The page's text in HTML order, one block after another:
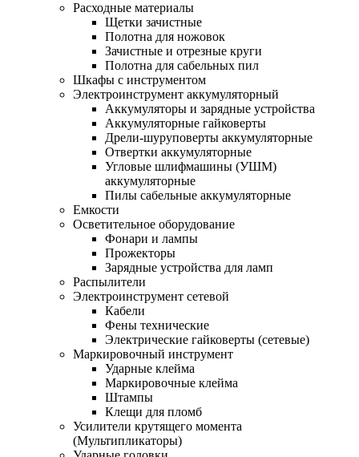
Расходные материалы
Щетки зачистные
Полотна для ножовок
Зачистные и отрезные круги
Полотна для сабельных пил
Шкафы с инструментом
Электроинструмент аккумуляторный
Аккумуляторы и зарядные устройства
Аккумуляторные гайковерты
Дрели-шуруповерты аккумуляторные
Отвертки аккумуляторные
Угловые шлифмашины (УШМ)
аккумуляторные
Пилы сабельные аккумуляторные
Емкости
Осветительное оборудование
Фонари и лампы
Прожекторы
Зарядные устройства для ламп
Распылители
Электроинструмент сетевой
Кабели
Фены технические
Электрические гайковерты (сетевые)
Маркировочный инструмент
Ударные клейма
Маркировочные клейма
Штампы
Клещи для пломб
Усилители крутящего момента
(Мультипликаторы)